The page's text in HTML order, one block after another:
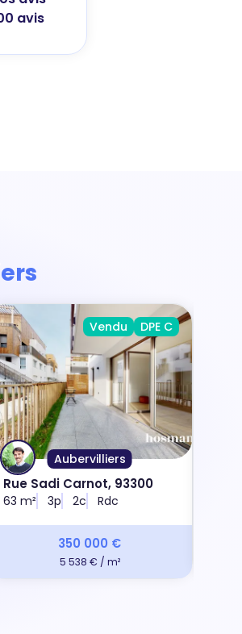
avis
Aubervilliers
Vendu DPE C
Rue Sadi Carnot, 93300
63 m² 3p 2c Rdc
350 000 €
5 538 € / m²